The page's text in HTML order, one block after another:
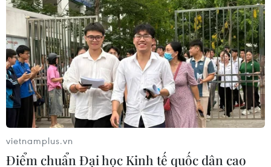
Mỹ, Nhật Bản và Hà Lan hạn chế xuất khẩu
công nghệ chip cho Trung Quốc
vietnamplus.vn
Điểm chuẩn Đại học Kinh tế quốc dân cao